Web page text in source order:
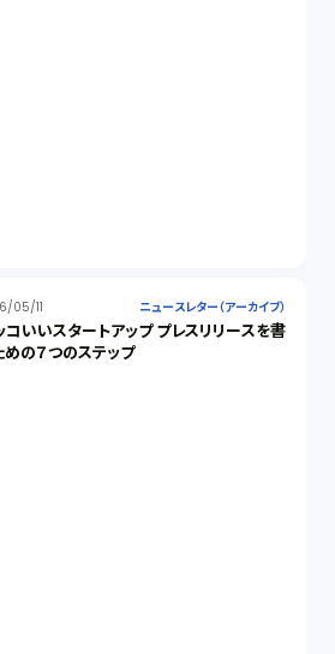
05/11 ニュースレター（アーカイブ）
コいいスタートアップ プレスリリースを書
めの７つのステップ